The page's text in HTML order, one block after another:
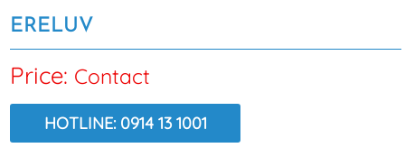
ERELUV
Price: Contact
HOTLINE: 0914 13 1001